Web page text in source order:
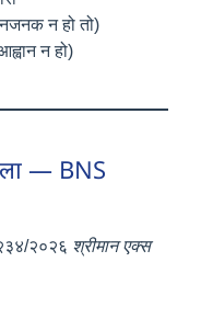
न हो तो)
न हो)
— BNS
२०२६ श्रीमान एक्स